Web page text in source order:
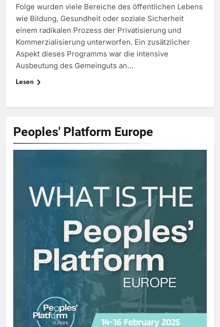
Folge wurden viele Bereiche des öffentlichen Lebens
wie Bildung, Gesundheit oder soziale Sicherheit
einem radikalen Prozess der Privatisierung und
Kommerzialisierung unterworfen. Ein zusätzlicher
Aspekt dieses Programms war die intensive
Ausbeutung des Gemeinguts an…
Lesen
Peoples' Platform Europe